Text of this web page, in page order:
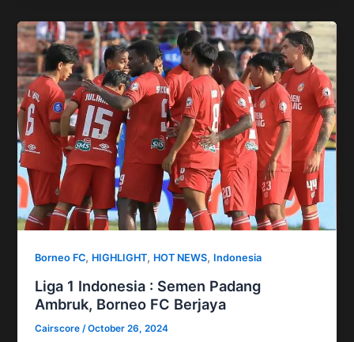
Borneo FC, HIGHLIGHT, HOT NEWS, Indonesia
Liga 1 Indonesia : Semen Padang
Ambruk, Borneo FC Berjaya
Cairscore /October 26, 2024